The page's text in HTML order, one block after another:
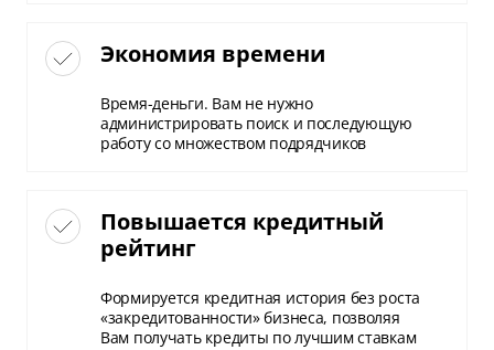
Экономия времени
Время-деньги. Вам не нужно
администрировать поиск и последующую
работу со множеством подрядчиков
Повышается кредитный
рейтинг
Формируется кредитная история без роста
«закредитованности» бизнеса, позволяя
Вам получать кредиты по лучшим ставкам